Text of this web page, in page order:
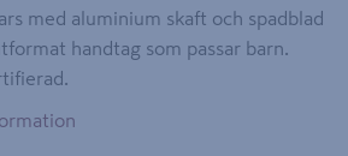
med aluminium skaft och spadblad
handtag som passar barn.